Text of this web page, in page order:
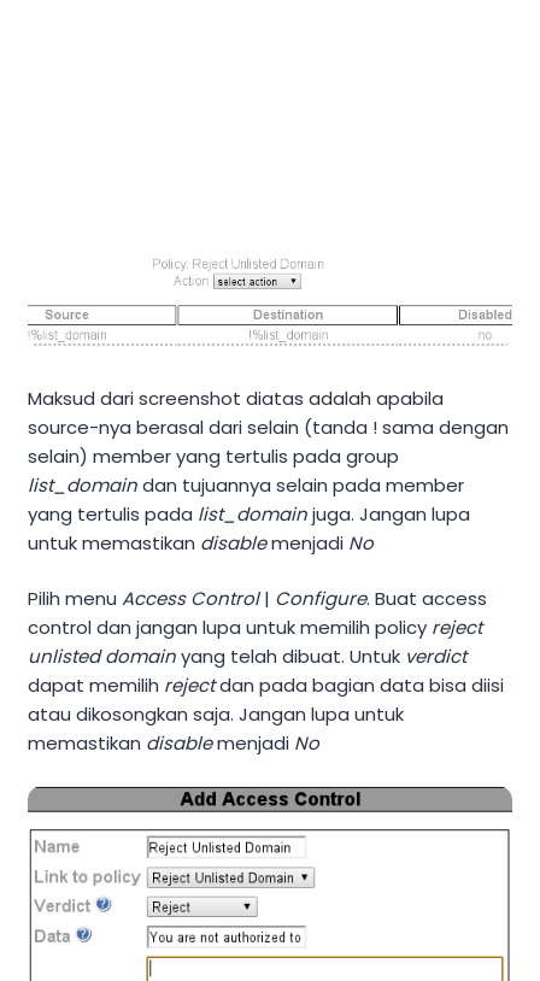
Maksud dari screenshot diatas adalah apabila
source-nya berasal dari selain (tanda ! sama dengan
selain) member yang tertulis pada group
list_domaindan tujuannya selain pada member
yang tertulis pada list_domainjuga. Jangan lupa
untuk memastikan disablemenjadi No
Pilih menu Access Control| Configure. Buat access
control dan jangan lupa untuk memilih policy reject
unlisted domainyang telah dibuat. Untuk verdict
dapat memilih rejectdan pada bagian data bisa diisi
atau dikosongkan saja. Jangan lupa untuk
memastikan disablemenjadi No